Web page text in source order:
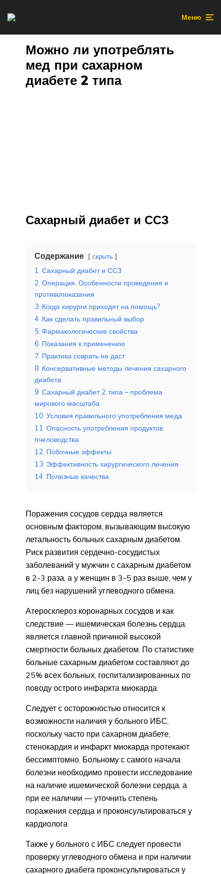
Меню
Можно ли употреблять
мед при сахарном
диабете 2 типа
Сахарный диабет и ССЗ
Содержание скрыть
1 Сахарный диабет и ССЗ
2 Операция. Особенности проведения и
противопоказания
3 Когда хирурги приходят на помощь?
4 Как сделать правильный выбор
5 Фармакологические свойства
6 Показания к применению
7 Практика соврать не даст
8 Консервативные методы лечения сахарного
диабета
9 Сахарный диабет 2 типа – проблема
мирового масштаба
10 Условия правильного употребления меда
11 Опасность употребления продуктов
пчеловодства
12 Побочные эффекты
13 Эффективность хирургического лечения
14 Полезные качества
Поражения сосудов сердца является
основным фактором, вызывающим высокую
летальность больных сахарным диабетом.
Риск развития сердечно-сосудистых
заболеваний у мужчин с сахарным диабетом
в 2-3 раза, а у женщин в 3-5 раз выше, чем у
лиц без нарушений углеводного обмена.
Атеросклероз коронарных сосудов и как
следствие — ишемическая болезнь сердца,
является главной причиной высокой
смертности больных диабетом. По статистике
больные сахарным диабетом составляют до
25% всех больных, госпитализированных по
поводу острого инфаркта миокарда.
Следует с осторожностью относится к
возможности наличия у больного ИБС,
поскольку часто при сахарном диабете,
стенокардия и инфаркт миокарда протекают
бессимптомно. Больному с самого начала
болезни необходимо провести исследование
на наличие ишемической болезни сердца, а
при ее наличии — уточнить степень
поражения сердца и проконсультироваться у
кардиолога
Также у больного с ИБС следует провести
проверку углеводного обмена и при наличии
сахарного диабета проконсультироваться у